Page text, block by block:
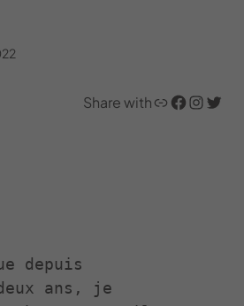
Share withLien Facebook InstagramTwitter
depuis
ans, je